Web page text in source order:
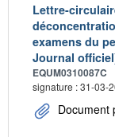
Lettre-
examens du
Journal
EQUM0310087C
signature : 31-03-
Document